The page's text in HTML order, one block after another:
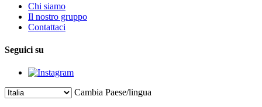
Chi siamo
Il nostro gruppo
Contattaci
Seguici su
Cambia Paese/lingua